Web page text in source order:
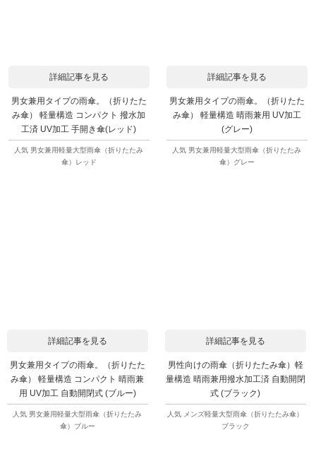
詳細記事を見る
男女兼用タイプの雨傘。（折りたた
み傘） 軽量構造 コンパクト 撥水加
工済 UV加工 手開き傘(レッド)
人気 男女兼用軽量大型雨傘（折りたたみ
傘）レッド
詳細記事を見る
男女兼用タイプの雨傘。（折りたた
み傘） 軽量構造 晴雨兼用 UV加工
(グレー)
人気 男女兼用軽量大型雨傘（折りたたみ
傘）グレー
詳細記事を見る
男女兼用タイプの雨傘。（折りたた
み傘） 軽量構造 コンパクト 晴雨兼
用 UV加工 自動開閉式 (ブルー)
人気 男女兼用軽量大型雨傘（折りたたみ
傘）ブルー
詳細記事を見る
男性向けの雨傘（折りたたみ傘）軽
量構造 晴雨兼用撥水加工済 自動開閉
式 (ブラック)
人気 メンズ軽量大型雨傘（折りたたみ傘）
ブラック